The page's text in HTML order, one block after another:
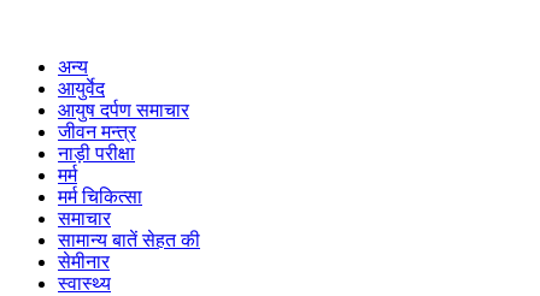
अन्य
आयुर्वेद
आयुष दर्पण समाचार
जीवन मन्त्र
नाड़ी परीक्षा
मर्म
मर्म चिकित्सा
समाचार
सामान्य बातें सेहत की
सेमीनार
स्वास्थ्य